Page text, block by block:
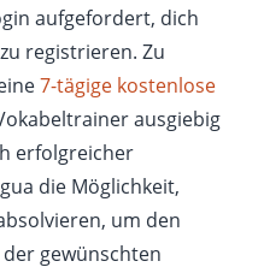
aufgefordert, dich
registrieren. Zu
7-tägige kostenlose
ausgiebig
erfolgreicher
die Möglichkeit,
um den
gewünschten